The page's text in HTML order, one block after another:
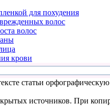
для похудения
волос
волос
крови
статьи
источников. При